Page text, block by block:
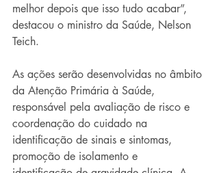
melhor depois que isso tudo acabar”,
destacou o ministro da Saúde, Nelson
Teich.
As ações serão desenvolvidas no âmbito
da Atenção Primária à Saúde,
responsável pela avaliação de risco e
coordenação do cuidado na
identificação de sinais e sintomas,
promoção de isolamento e